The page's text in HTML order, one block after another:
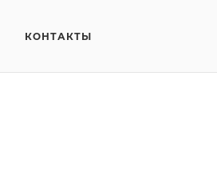
КОНТАКТЫ